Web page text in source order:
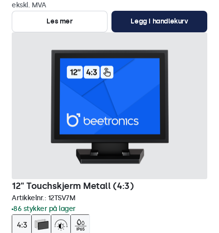
ekskl. MVA
Les mer
Legg i handlekurv
12" Touchskjerm Metall (4:3)
Artikkelnr.: 12TSV7M
86 stykker på lager